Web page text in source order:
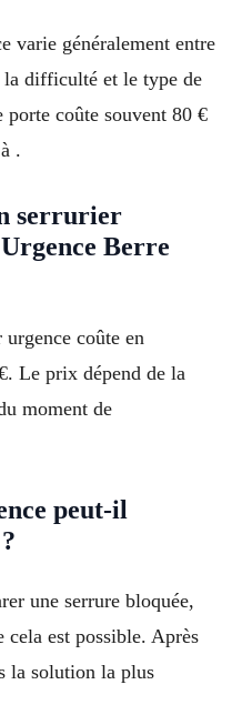
varie généralement entre
la difficulté et le type de
porte coûte souvent 80 €
.
serrurier
Berre
coûte en
Le prix dépend de la
moment de
peut-il
une serrure bloquée,
cela est possible. Après
la solution la plus